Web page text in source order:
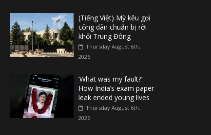
(Tiếng Việt) Mỹ kêu gọi
công dân chuẩn bị rời
khỏi Trung Đông
Thursday August 6th,
2026
‘What was my fault?’:
How India’s exam paper
leak ended young lives
Thursday August 6th,
2026